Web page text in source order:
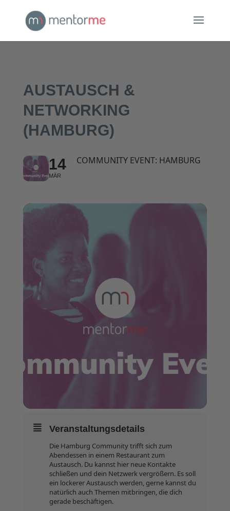
AUSTAUSCH &
NETWORKING
(HAMBURG)
14
MÄR
COMMUNITY EVENT: HAMBURG
Veranstaltungsdetails
Die Hamburg Community trifft sich zum
Abendessen in einem Restaurant zum
Austausch. Du kannst hier neue Kontakte
schließen und dein Netzwerk vergrößern. Es soll
ein lockerer Austausch werden, gerne kannst du
natürlich auch Themen mitbringen, die dich
gerade beschäftigen.